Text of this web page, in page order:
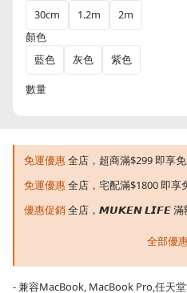
30cm
1.2m
2m
顏色
藍色
灰色 紫色
數量
免運優惠全店，超商滿$299 即享
免運優惠全店，宅配滿$1800 即享
優惠促銷全店，𝙈𝙐𝙆𝙀𝙉 𝙇𝙄𝙁𝙀 滿
全部優
- 兼容MacBook, MacBook Pro,任天